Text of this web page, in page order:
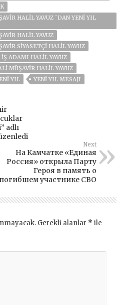
HALİL YAVUZ `DAN YENİ YIL
HALIL YAVUZ
SIYASETÇI HALIL YAVUZ
IŞ ADAMI HALIL YAVUZ
MÜŞAVIR HALIL YAVUZ
YIL YENI YIL MESAJI
adlı
Next
На Камчатке «Единая
Россия» открыла Парту
Героя в память о
погибшем участнике СВО
Gerekli alanlar * ile